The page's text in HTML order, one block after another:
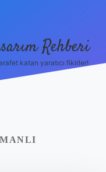
Rehberi
katan yaratıcı fikirler!